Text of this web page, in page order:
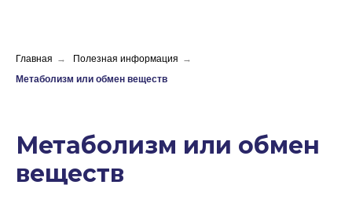
Главная → Полезная информация →
Метаболизм или обмен веществ
Метаболизм или обмен
веществ